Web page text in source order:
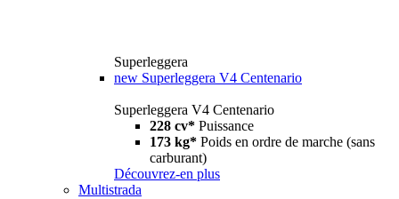
Superleggera
new Superleggera V4 Centenario
Superleggera V4 Centenario
228 cv* Puissance
173 kg* Poids en ordre de marche (sans
carburant)
Découvrez-en plus
Multistrada